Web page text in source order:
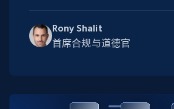
Rony Shalit
首席合规与道德官